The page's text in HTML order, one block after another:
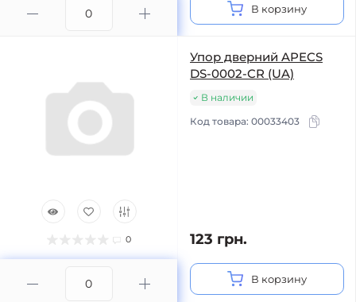
В корзину
0
Упор дверний APECS
DS-0002-CR (UA)
В наличии
Код товара: 00033403
123 грн.
В корзину